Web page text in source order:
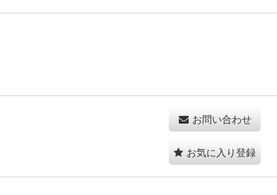
お問い合わせ
お気に入り登録